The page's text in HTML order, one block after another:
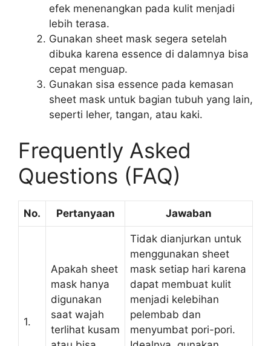
efek menenangkan pada kulit menjadi
lebih terasa.
Gunakan sheet mask segera setelah
dibuka karena essence di dalamnya bisa
cepat menguap.
Gunakan sisa essence pada kemasan
sheet mask untuk bagian tubuh yang lain,
seperti leher, tangan, atau kaki.
Frequently Asked
Questions (FAQ)
No. Pertanyaan Jawaban
1.
Apakah sheet
mask hanya
digunakan
saat wajah
terlihat kusam
Tidak dianjurkan untuk
menggunakan sheet
mask setiap hari karena
dapat membuat kulit
menjadi kelebihan
pelembab dan
menyumbat pori-pori.